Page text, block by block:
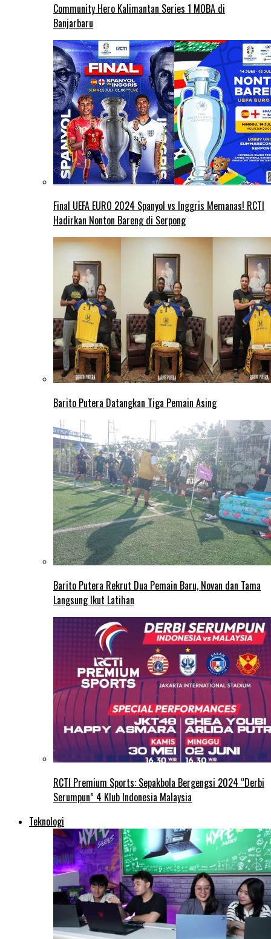
Community Hero Kalimantan Series 1 MOBA di
Banjarbaru
Final UEFA EURO 2024 Spanyol vs Inggris Memanas! RCTI
Hadirkan Nonton Bareng di Serpong
Barito Putera Datangkan Tiga Pemain Asing
Barito Putera Rekrut Dua Pemain Baru, Novan dan Tama
Langsung Ikut Latihan
RCTI Premium Sports: Sepakbola Bergengsi 2024 “Derbi
Serumpun” 4 Klub Indonesia Malaysia
Teknologi